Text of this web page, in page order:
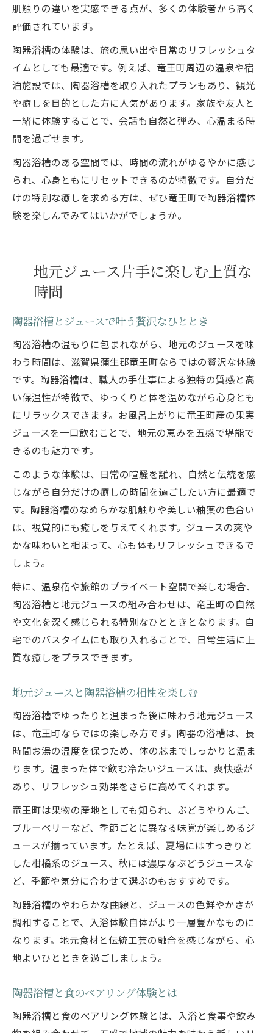
肌触りの違いを実感できる点が、多くの体験者から高く
評価されています。
陶器浴槽の体験は、旅の思い出や日常のリフレッシュタ
イムとしても最適です。例えば、竜王町周辺の温泉や宿
泊施設では、陶器浴槽を取り入れたプランもあり、観光
や癒しを目的とした方に人気があります。家族や友人と
一緒に体験することで、会話も自然と弾み、心温まる時
間を過ごせます。
陶器浴槽のある空間では、時間の流れがゆるやかに感じ
られ、心身ともにリセットできるのが特徴です。自分だ
けの特別な癒しを求める方は、ぜひ竜王町で陶器浴槽体
験を楽しんでみてはいかがでしょうか。
地元ジュース片手に楽しむ上質な
時間
陶器浴槽とジュースで叶う贅沢なひととき
陶器浴槽の温もりに包まれながら、地元のジュースを味
わう時間は、滋賀県蒲生郡竜王町ならではの贅沢な体験
です。陶器浴槽は、職人の手仕事による独特の質感と高
い保温性が特徴で、ゆっくりと体を温めながら心身とも
にリラックスできます。お風呂上がりに竜王町産の果実
ジュースを一口飲むことで、地元の恵みを五感で堪能で
きるのも魅力です。
このような体験は、日常の喧騒を離れ、自然と伝統を感
じながら自分だけの癒しの時間を過ごしたい方に最適で
す。陶器浴槽のなめらかな肌触りや美しい釉薬の色合い
は、視覚的にも癒しを与えてくれます。ジュースの爽や
かな味わいと相まって、心も体もリフレッシュできるで
しょう。
特に、温泉宿や旅館のプライベート空間で楽しむ場合、
陶器浴槽と地元ジュースの組み合わせは、竜王町の自然
や文化を深く感じられる特別なひとときとなります。自
宅でのバスタイムにも取り入れることで、日常生活に上
質な癒しをプラスできます。
地元ジュースと陶器浴槽の相性を楽しむ
陶器浴槽でゆったりと温まった後に味わう地元ジュース
は、竜王町ならではの楽しみ方です。陶器の浴槽は、長
時間お湯の温度を保つため、体の芯までしっかりと温ま
ります。温まった体で飲む冷たいジュースは、爽快感が
あり、リフレッシュ効果をさらに高めてくれます。
竜王町は果物の産地としても知られ、ぶどうやりんご、
ブルーベリーなど、季節ごとに異なる味覚が楽しめるジ
ュースが揃っています。たとえば、夏場にはすっきりと
した柑橘系のジュース、秋には濃厚なぶどうジュースな
ど、季節や気分に合わせて選ぶのもおすすめです。
陶器浴槽のやわらかな曲線と、ジュースの色鮮やかさが
調和することで、入浴体験自体がより一層豊かなものに
なります。地元食材と伝統工芸の融合を感じながら、心
地よいひとときを過ごしましょう。
陶器浴槽と食のペアリング体験とは
陶器浴槽と食のペアリング体験とは、入浴と食事や飲み